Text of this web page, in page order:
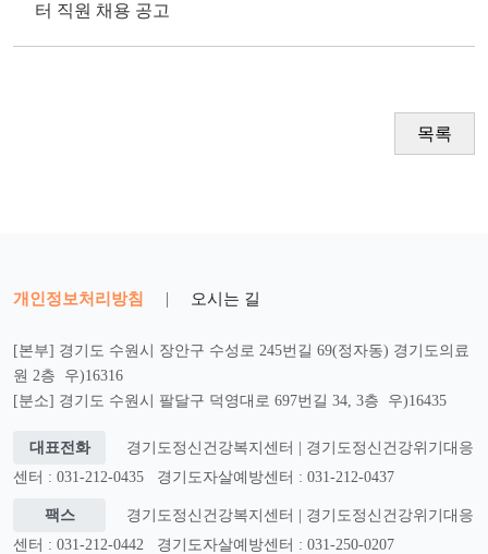
터 직원 채용 공고
목록
개인정보처리방침 | 오시는 길
[본부] 경기도 수원시 장안구 수성로 245번길 69(정자동) 경기도의료
원 2층 우)16316
[분소] 경기도 수원시 팔달구 덕영대로 697번길 34, 3층 우)16435
대표전화
경기도정신건강복지센터 | 경기도정신건강위기대응
센터 : 031-212-0435
경기도자살예방센터 : 031-212-0437
팩스
경기도정신건강복지센터 | 경기도정신건강위기대응
센터 : 031-212-0442
경기도자살예방센터 : 031-250-0207